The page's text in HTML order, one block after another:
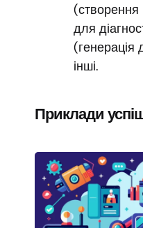
для
(генерація
інші.
Приклади